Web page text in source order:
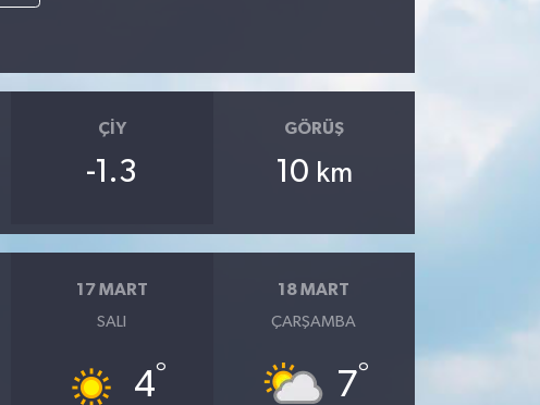
ÇIY
-1.3
GÖRÜŞ
10 km
17 MART
SALI
4°
18 MART
ÇARŞAMBA
7°